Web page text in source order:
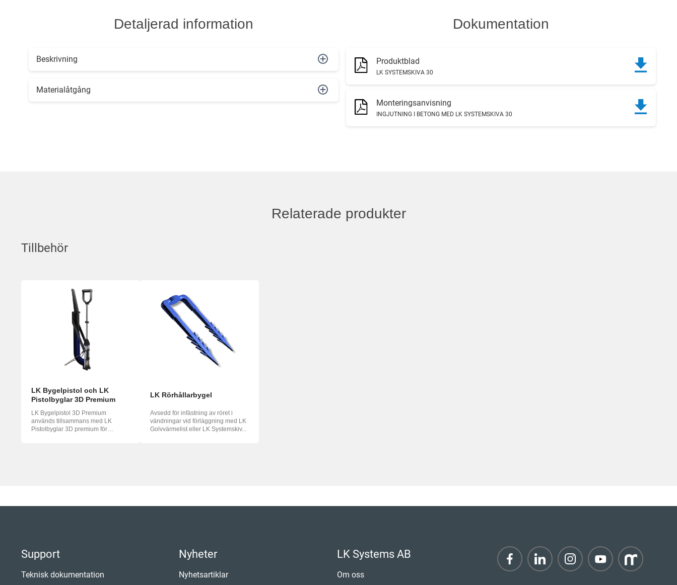
Detaljerad information
Beskrivning
Materialåtgång
Dokumentation
Produktblad
LK SYSTEMSKIVA 30
Monteringsanvisning
INGJUTNING I BETONG MED LK SYSTEMSKIVA 30
Relaterade produkter
Tillbehör
LK Bygelpistol och LK
Pistolbyglar 3D Premium
LK Bygelpistol 3D Premium
används tillsammans med LK
Pistolbyglar 3D premium för
LK Rörhållarbygel
Avsedd för infästning av röret i
vändningar vid förläggning med LK
Golvvärmelist eller LK Systemskiv...
Support
Teknisk dokumentation
Nyheter
Nyhetsartiklar
LK Systems AB
Om oss